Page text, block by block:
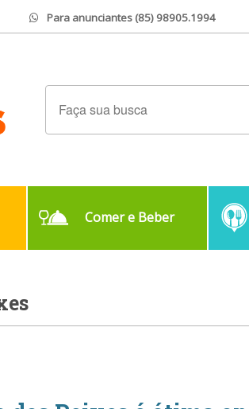
Para anunciantes (85) 98905.1994
Comer e Beber